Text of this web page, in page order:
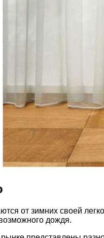
от зимних своей
дождя.